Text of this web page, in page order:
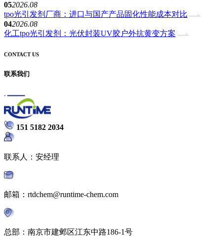
052026.08
tpo光引发剂厂商：进口与国产产品固化性能成本对比
042026.08
化工tpo光引发剂：光伏封装UV胶户外抗黄变方案
CONTACT US
联系我们
151 5182 2034
联系人：安经理
邮箱：rtdchem@runtime-chem.com
总部：南京市建邺区江东中路186-1号